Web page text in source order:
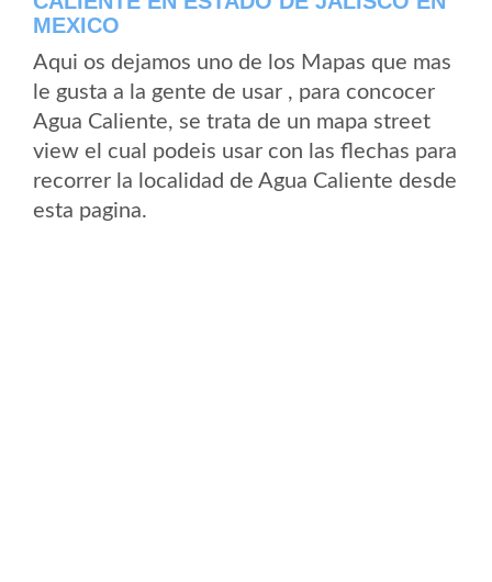
MEXICO
Aqui os dejamos uno de los Mapas que mas
le gusta a la gente de usar , para concocer
Agua Caliente, se trata de un mapa street
view el cual podeis usar con las flechas para
recorrer la localidad de Agua Caliente desde
esta pagina.